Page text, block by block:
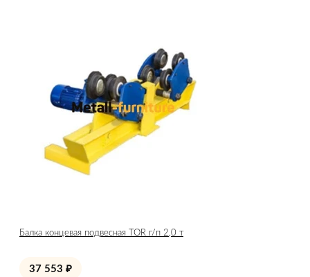
Балка концевая подвесная TOR г/п 2,0 т
37 553 ₽